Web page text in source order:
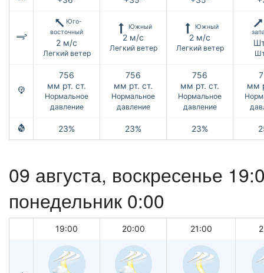
Юго-
восточный
2 м/с
Легкий ветер
Южный
2 м/с
Легкий ветер
Южный
2 м/с
Легкий ветер
756
мм рт. ст.
Нормальное
давление
756
мм рт. ст.
Нормальное
давление
756
мм рт. ст.
Нормальное
давление
мм
23% 23% 23%
09 августа, воскресенье
понедельник 0:00
19:00 20:00 21:00